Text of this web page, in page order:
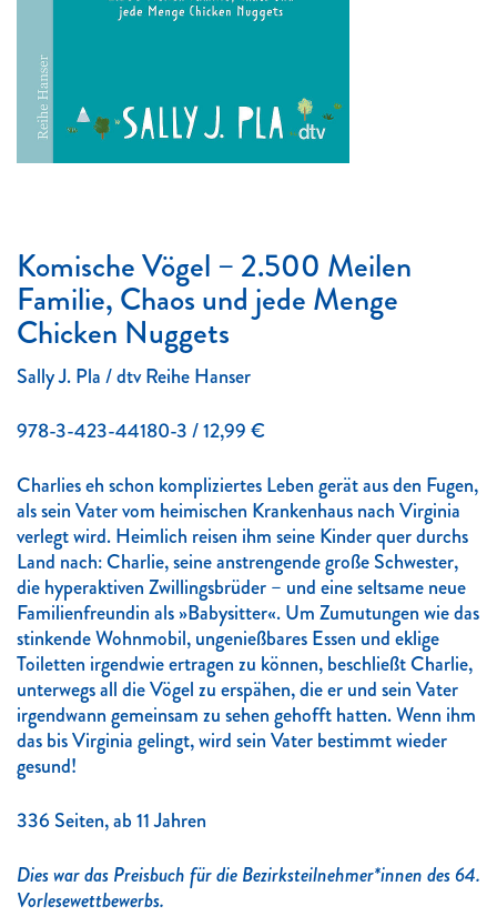
Komische Vögel – 2.500 Meilen
Familie, Chaos und jede Menge
Chicken Nuggets
Sally J. Pla / dtv Reihe Hanser
978-3-423-44180-3 / 12,99 €
Charlies eh schon kompliziertes Leben gerät aus den Fugen,
als sein Vater vom heimischen Krankenhaus nach Virginia
verlegt wird. Heimlich reisen ihm seine Kinder quer durchs
Land nach: Charlie, seine anstrengende große Schwester,
die hyperaktiven Zwillingsbrüder – und eine seltsame neue
Familienfreundin als »Babysitter«. Um Zumutungen wie das
stinkende Wohnmobil, ungenießbares Essen und eklige
Toiletten irgendwie ertragen zu können, beschließt Charlie,
unterwegs all die Vögel zu erspähen, die er und sein Vater
irgendwann gemeinsam zu sehen gehofft hatten. Wenn ihm
das bis Virginia gelingt, wird sein Vater bestimmt wieder
gesund!
336 Seiten, ab 11 Jahren
Dies war das Preisbuch für die Bezirksteilnehmer*innen des 64.
Vorlesewettbewerbs.